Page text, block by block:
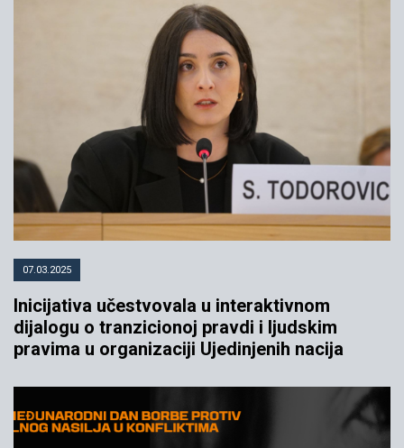
07.03.2025
Inicijativa učestvovala u interaktivnom
dijalogu o tranzicionoj pravdi i ljudskim
pravima u organizaciji Ujedinjenih nacija